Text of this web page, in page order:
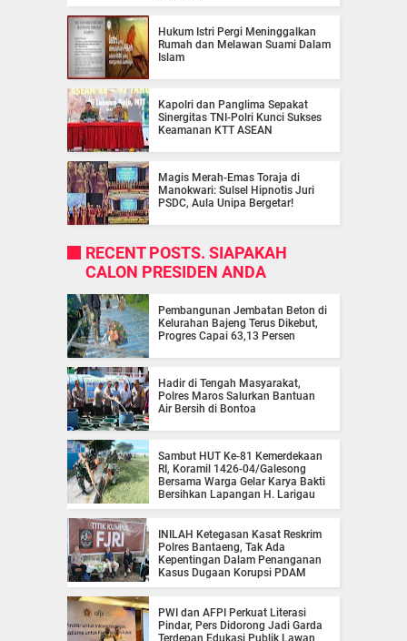
Hukum Istri Pergi Meninggalkan
Rumah dan Melawan Suami Dalam
Islam
Kapolri dan Panglima Sepakat
Sinergitas TNI-Polri Kunci Sukses
Keamanan KTT ASEAN
Magis Merah-Emas Toraja di
Manokwari: Sulsel Hipnotis Juri
PSDC, Aula Unipa Bergetar!
RECENT POSTS. SIAPAKAH
CALON PRESIDEN ANDA
Pembangunan Jembatan Beton di
Kelurahan Bajeng Terus Dikebut,
Progres Capai 63,13 Persen
Hadir di Tengah Masyarakat,
Polres Maros Salurkan Bantuan
Air Bersih di Bontoa
Sambut HUT Ke-81 Kemerdekaan
RI, Koramil 1426-04/Galesong
Bersama Warga Gelar Karya Bakti
Bersihkan Lapangan H. Larigau
INILAH Ketegasan Kasat Reskrim
Polres Bantaeng, Tak Ada
Kepentingan Dalam Penanganan
Kasus Dugaan Korupsi PDAM
PWI dan AFPI Perkuat Literasi
Pindar, Pers Didorong Jadi Garda